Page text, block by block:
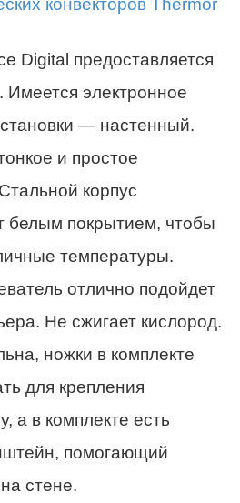
Digital предоставляется
Имеется электронное
— настенный.
и простое
корпус
белым покрытием, чтобы
температуры.
отлично подойдет
Не сжигает кислород.
ножки в комплекте
для крепления
а в комплекте есть
помогающий
стене.